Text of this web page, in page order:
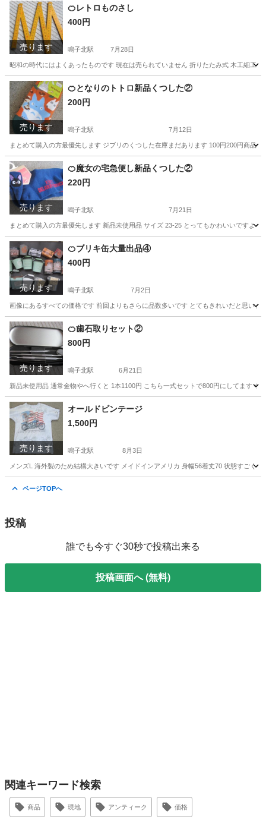
愛知 名古屋市 鳴子北駅 子供用品
売ります
🍊レトロものさし
400円
鳴子北駅 7月28日
昭和の時代にはよくあったものです 現在は売られていません 折りたたみ式 木工細工
愛知 名古屋市 鳴子北駅 家具 木製
売ります
🍊となりのトトロ新品くつした②
200円
鳴子北駅 7月12日
まとめて購入の方最優先します ジブリのくつした在庫まだあります 100円200円商品
愛知 名古屋市 鳴子北駅 服/ファッション となりのトトロ
売ります
🍊魔女の宅急便し新品くつした②
220円
鳴子北駅 7月21日
まとめて購入の方最優先します 新品未使用品 サイズ 23-25 とってもかわいいですよ
愛知 名古屋市 鳴子北駅 服/ファッション
売ります
🍊ブリキ缶大量出品④
400円
鳴子北駅 7月2日
画像にあるすべての価格です 前回よりもさらに品数多いです とてもきれいだと思い
愛知 名古屋市 鳴子北駅 家具
売ります
🍊歯石取りセット②
800円
鳴子北駅 6月21日
新品未使用品 通常金物やへ行くと 1本1100円 こちら一式セットで800円にしてます
愛知 名古屋市 鳴子北駅
売ります
オールドビンテージ
1,500円
鳴子北駅 8月3日
メンズL 海外製のため結構大きいです メイドインアメリカ 身幅56着丈70 状態すごく
ページTOPへ
投稿
誰でも今すぐ30秒で投稿出来る
投稿画面へ (無料)
関連キーワード検索
商品 現地 アンティーク 価格